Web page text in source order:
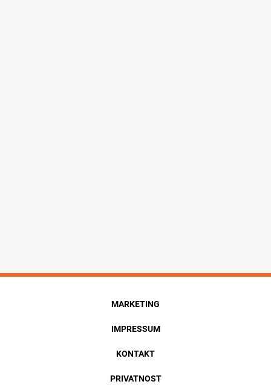
MARKETING
IMPRESSUM
KONTAKT
PRIVATNOST